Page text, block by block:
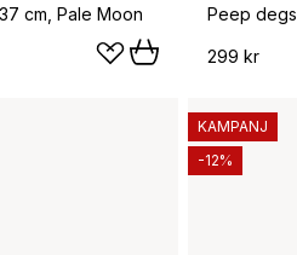
cm, Pale Moon Peep
299 kr
KAMPANJ
-12%